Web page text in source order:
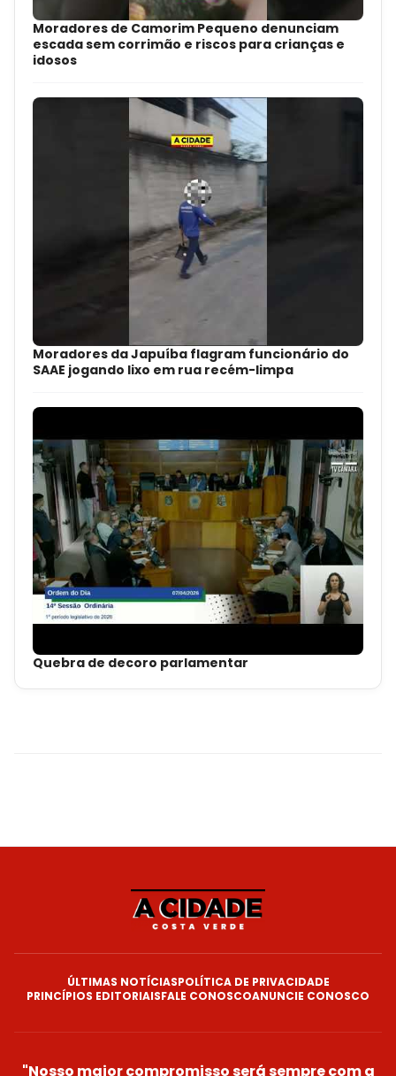
Moradores de Camorim Pequeno denunciam
escada sem corrimão e riscos para crianças e
idosos
Moradores da Japuíba flagram funcionário do
SAAE jogando lixo em rua recém-limpa
Quebra de decoro parlamentar
ÚLTIMAS NOTÍCIASPOLÍTICA DE PRIVACIDADE
PRINCÍPIOS EDITORIAISFALE CONOSCOANUNCIE CONOSCO
"Nosso maior compromisso será sempre com a